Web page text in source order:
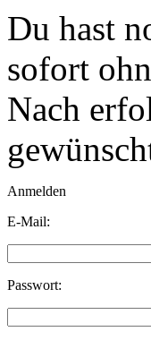
Du hast
sofort
Nach
Anmelden
E-Mail:
Passwort: